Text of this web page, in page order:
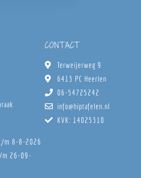
m 8-8-2026
m 26-09-
CONTACT
Terweijerweg 9
6413 PC Heerlen
06-54725242
info@hiptafelen.nl
KVK: 14025310